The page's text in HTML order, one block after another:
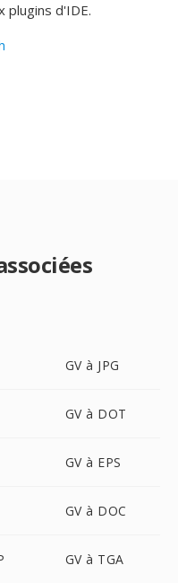
plugins d'IDE.
GV à JPG
GV à DOT
GV à EPS
GV à DOC
GV à TGA